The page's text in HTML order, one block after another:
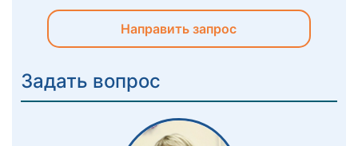
Направить запрос
Задать вопрос